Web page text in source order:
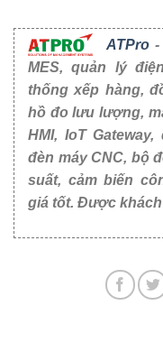
ATPro -
MES, quản lý
thống xếp hàng,
hồ đo lưu lượng,
HMI, IoT
đèn máy CNC, bộ
suất, cảm biến
giá tốt. Được khách